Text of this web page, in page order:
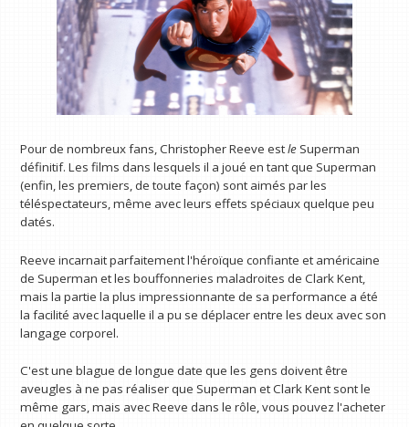
Pour de nombreux fans, Christopher Reeve estle Superman
définitif. Les films dans lesquels il a joué en tant que Superman
(enfin, les premiers, de toute façon) sont aimés par les
téléspectateurs, même avec leurs effets spéciaux quelque peu
datés.
Reeve incarnait parfaitement l'héroïque confiante et américaine
de Superman et les bouffonneries maladroites de Clark Kent,
mais la partie la plus impressionnante de sa performance a été
la facilité avec laquelle il a pu se déplacer entre les deux avec son
langage corporel.
C'est une blague de longue date que les gens doivent être
aveugles à ne pas réaliser que Superman et Clark Kent sont le
même gars, mais avec Reeve dans le rôle, vous pouvez l'acheter